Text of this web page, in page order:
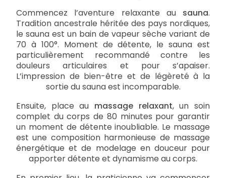
Commencez l’aventure relaxante au sauna.
Tradition ancestrale héritée des pays nordiques,
le sauna est un bain de vapeur sèche variant de
70 à 100°. Moment de détente, le sauna est
particulièrement recommandé contre les
douleurs articulaires et pour s’apaiser.
L’impression de bien-être et de légèreté à la
sortie du sauna est incomparable.
Ensuite, place au massage relaxant, un soin
complet du corps de 80 minutes pour garantir
un moment de détente inoubliable. Le massage
est une composition harmonieuse de massage
énergétique et de modelage en douceur pour
apporter détente et dynamisme au corps.